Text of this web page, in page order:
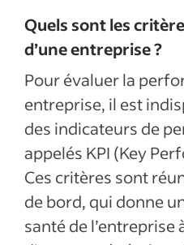
Quels sont les
d’une entreprise ?
Pour évaluer la
entreprise, il est
des indicateurs de
appelés KPI (Key
Ces critères sont
de bord, qui donne
santé de l’entreprise